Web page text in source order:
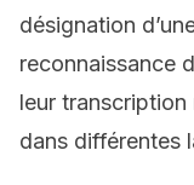
désignation
reconnaissance
leur
dans différentes